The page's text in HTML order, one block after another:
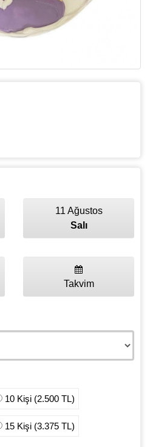
11 Ağustos
Salı
Takvim
10 Kişi (2.500 TL)
15 Kişi (3.375 TL)